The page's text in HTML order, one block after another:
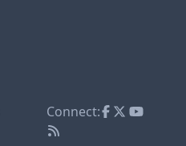
Connect: